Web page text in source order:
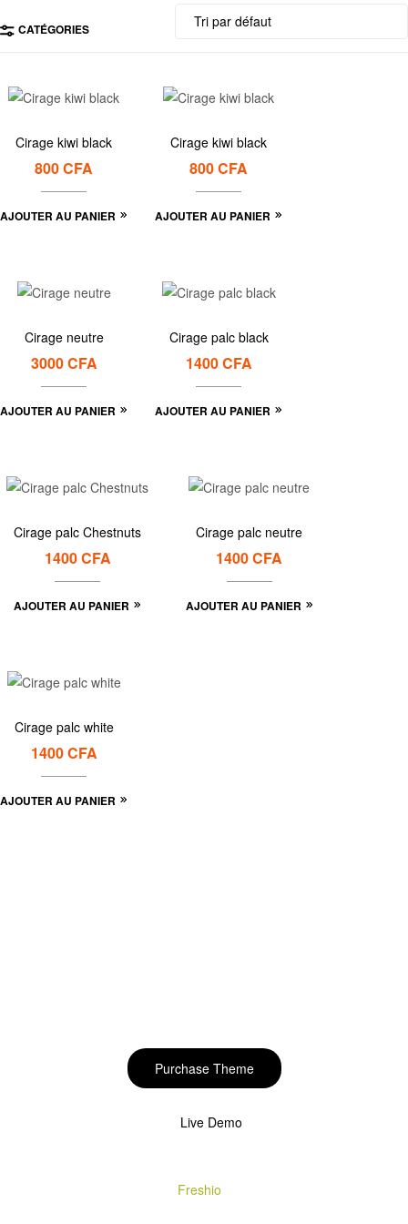
CATÉGORIES
Cirage kiwi black
800CFA
AJOUTER AU PANIER
Cirage kiwi black
800CFA
AJOUTER AU PANIER
Cirage neutre
3000CFA
AJOUTER AU PANIER
Cirage palc black
1400CFA
AJOUTER AU PANIER
Cirage palc Chestnuts
1400CFA
AJOUTER AU PANIER
Cirage palc neutre
1400CFA
AJOUTER AU PANIER
Cirage palc white
1400CFA
AJOUTER AU PANIER
Purchase Theme
Live Demo
Freshio